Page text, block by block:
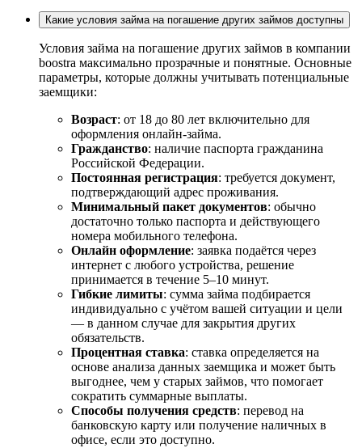
Какие условия займа на погашение других займов доступны
Условия займа на погашение других займов в компании
boostra максимально прозрачные и понятные. Основные
параметры, которые должны учитывать потенциальные
заемщики:
Возраст: от 18 до 80 лет включительно для
оформления онлайн‑займа.
Гражданство: наличие паспорта гражданина
Российской Федерации.
Постоянная регистрация: требуется документ,
подтверждающий адрес проживания.
Минимальный пакет документов: обычно
достаточно только паспорта и действующего
номера мобильного телефона.
Онлайн оформление: заявка подаётся через
интернет с любого устройства, решение
принимается в течение 5–10 минут.
Гибкие лимиты: сумма займа подбирается
индивидуально с учётом вашей ситуации и цели
— в данном случае для закрытия других
обязательств.
Процентная ставка: ставка определяется на
основе анализа данных заемщика и может быть
выгоднее, чем у старых займов, что помогает
сократить суммарные выплаты.
Способы получения средств: перевод на
банковскую карту или получение наличных в
офисе, если это доступно.